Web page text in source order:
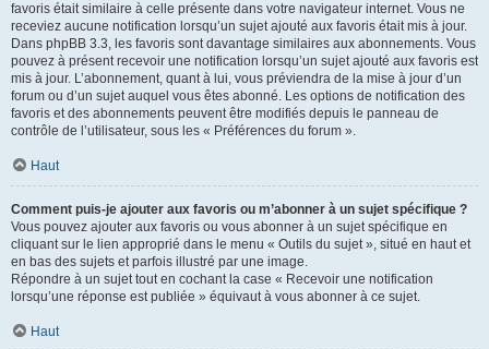
favoris était similaire à celle présente dans votre navigateur internet. Vous ne
receviez aucune notification lorsqu’un sujet ajouté aux favoris était mis à jour.
Dans phpBB 3.3, les favoris sont davantage similaires aux abonnements. Vous
pouvez à présent recevoir une notification lorsqu’un sujet ajouté aux favoris est
mis à jour. L’abonnement, quant à lui, vous préviendra de la mise à jour d’un
forum ou d’un sujet auquel vous êtes abonné. Les options de notification des
favoris et des abonnements peuvent être modifiés depuis le panneau de
contrôle de l’utilisateur, sous les « Préférences du forum ».
Haut
Comment puis-je ajouter aux favoris ou m’abonner à un sujet spécifique ?
Vous pouvez ajouter aux favoris ou vous abonner à un sujet spécifique en
cliquant sur le lien approprié dans le menu « Outils du sujet », situé en haut et
en bas des sujets et parfois illustré par une image.
Répondre à un sujet tout en cochant la case « Recevoir une notification
lorsqu’une réponse est publiée » équivaut à vous abonner à ce sujet.
Haut